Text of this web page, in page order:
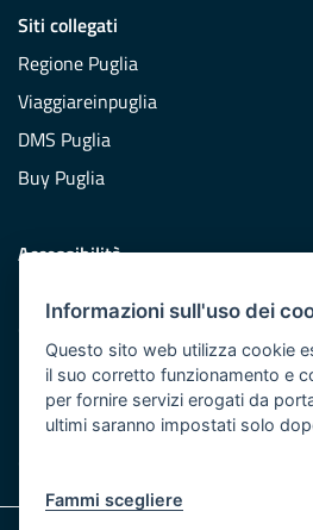
Informazioni sull'uso dei
Questo sito web utilizza cookie
il suo corretto funzionamento e
per fornire servizi erogati da
ultimi saranno impostati solo
Fammi scegliere
Siti collegati
Regione Puglia
Viaggiareinpuglia
DMS Puglia
Buy Puglia
Accessibilità
Redazione
Responsabili pubblicazione